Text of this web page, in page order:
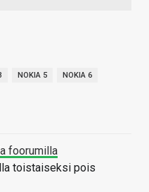
NOKIA 5 NOKIA 6
foorumilla
toistaiseksi pois